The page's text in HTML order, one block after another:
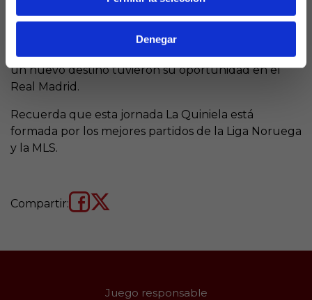
Denegar
Pero hay otros como Llorente en el Alavés, Granero
en el Getafe o Morata en la Juventus, son algunos
de los casos más recientes, y que tras un periplo en
un nuevo destino tuvieron su oportunidad en el
Real Madrid.
Recuerda que esta jornada La Quiniela está
formada por los mejores partidos de la Liga Noruega
y la MLS.
Compartir:
Juego responsable